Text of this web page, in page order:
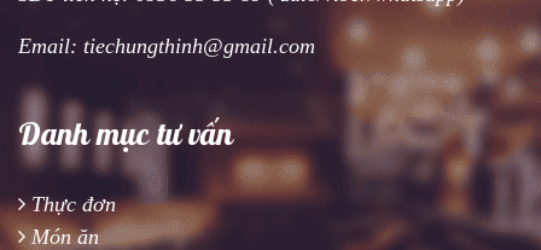
Email: tiechungthinh@gmail.com
Danh mục tư vấn
Thực đơn
Món ăn